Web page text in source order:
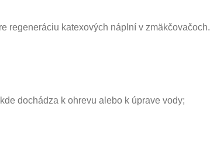
regeneráciu katexových náplní v zmäkčovačoch.
dochádza k ohrevu alebo k úprave vody;